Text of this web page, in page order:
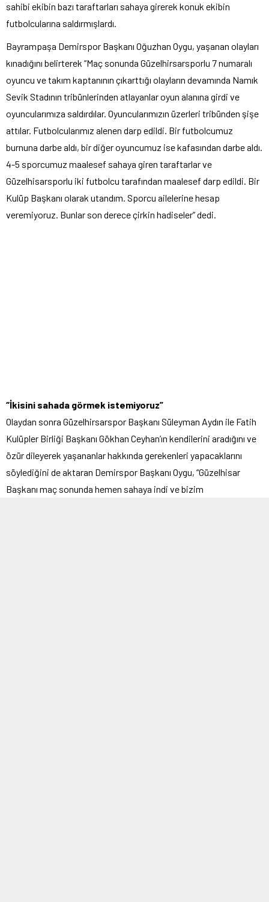
sahibi ekibin bazı taraftarları sahaya girerek konuk ekibin
futbolcularına saldırmışlardı.
Bayrampaşa Demirspor Başkanı Oğuzhan Oygu, yaşanan olayları
kınadığını belirterek “Maç sonunda Güzelhirsarsporlu 7 numaralı
oyuncu ve takım kaptanının çıkarttığı olayların devamında Namık
Sevik Stadının tribünlerinden atlayanlar oyun alanına girdi ve
oyuncularımıza saldırdılar. Oyuncularımızın üzerleri tribünden şişe
attılar. Futbolcularımız alenen darp edildi. Bir futbolcumuz
burnuna darbe aldı, bir diğer oyuncumuz ise kafasından darbe aldı.
4-5 sporcumuz maalesef sahaya giren taraftarlar ve
Güzelhisarsporlu iki futbolcu tarafından maalesef darp edildi. Bir
Kulüp Başkanı olarak utandım. Sporcu ailelerine hesap
veremiyoruz. Bunlar son derece çirkin hadiseler” dedi.
“İkisini sahada görmek istemiyoruz”
Olaydan sonra Güzelhirsarspor Başkanı Süleyman Aydın ile Fatih
Kulüpler Birliği Başkanı Gökhan Ceyhan’ın kendilerini aradığını ve
özür dileyerek yaşananlar hakkında gerekenleri yapacaklarını
söylediğini de aktaran Demirspor Başkanı Oygu, “Güzelhisar
Başkanı maç sonunda hemen sahaya indi ve bizim